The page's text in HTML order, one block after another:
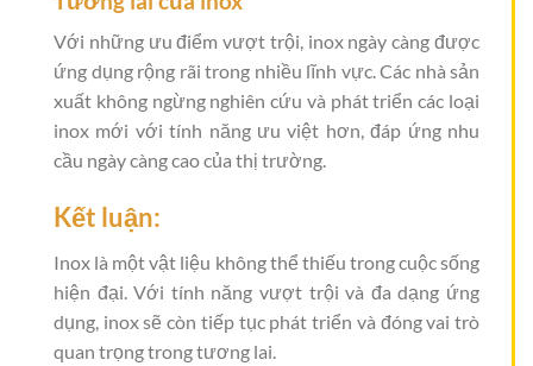
Với những ưu điểm vượt trội, inox ngày càng được
ứng dụng rộng rãi trong nhiều lĩnh vực. Các nhà sản
xuất không ngừng nghiên cứu và phát triển các loại
inox mới với tính năng ưu việt hơn, đáp ứng nhu
cầu ngày càng cao của thị trường.
Kết luận:
Inox là một vật liệu không thể thiếu trong cuộc sống
hiện đại. Với tính năng vượt trội và đa dạng ứng
dụng, inox sẽ còn tiếp tục phát triển và đóng vai trò
quan trọng trong tương lai.